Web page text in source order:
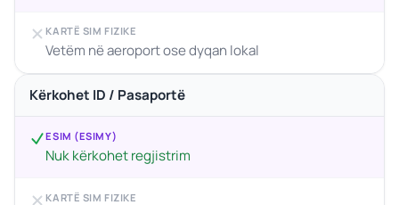
KARTË SIM FIZIKE
Vetëm në aeroport ose dyqan lokal
Kërkohet ID / Pasaportë
ESIM (ESIMY)
Nuk kërkohet regjistrim
KARTË SIM FIZIKE